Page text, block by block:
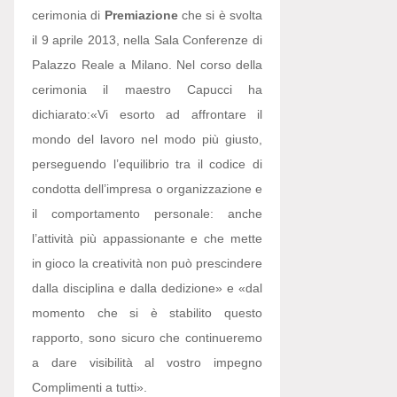
cerimonia di Premiazioneche si è svolta
il 9 aprile 2013, nella Sala Conferenze di
Palazzo Reale a Milano. Nel corso della
cerimonia il maestro Capucci ha
dichiarato:«Vi esorto ad affrontare il
mondo del lavoro nel modo più giusto,
perseguendo l’equilibrio tra il codice di
condotta dell’impresa o organizzazione e
il comportamento personale: anche
l’attività più appassionante e che mette
in gioco la creatività non può prescindere
dalla disciplina e dalla dedizione» e «dal
momento che si è stabilito questo
rapporto, sono sicuro che continueremo
a dare visibilità al vostro impegno
Complimenti a tutti».